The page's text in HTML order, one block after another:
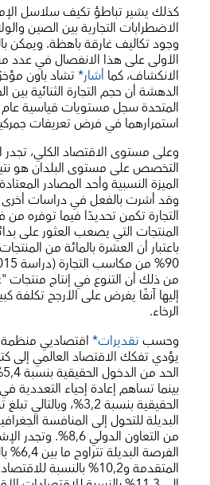
كذلك يشير تباطؤ تكيف سلاسل
الاضطرابات التجارية بين الصين
وجود تكاليف غارقة باهظة. ويمكن
الأولى على هذا الانفصال في عدد
الانكشاف، كما أشار*تشاد باون
الدهشة أن حجم التجارة الثنائية بين
استمرارهما في فرض تعريفات
وعلى مستوى الاقتصاد الكلي، تجدر
التخصص على مستوى البلدان هو
الميزة النسبية وأحد المصادر
وقد أشرت بالفعل في دراسات أخرى
التجارة تكمن تحديدًا فيما توفره
المنتجات التي يصعب العثور على
باعتبار أن العشرة بالمائة من
من ذلك أن التنوع في إنتاج منتجات
إليها آنفًا يفرض على الأرجح تكلفة
الرخاء.
وحسبتقديرات*اقتصاديي منظمة
يؤدي تفكك الاقتصاد العالمي إلى
بينما تساهم إعادة إحياء التعددية
الحقيقية بنسبة 3,2%،
البديلة للتحول إلى المنافسة
من التعاون الدولي
الفرصة
المتقدمة و10,2% بالنسبة